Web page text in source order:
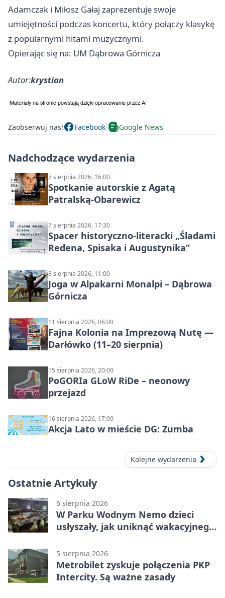
Adamczak i Miłosz Gałaj zaprezentuje swoje
umiejętności podczas koncertu, który połączy klasykę
z popularnymi hitami muzycznymi.
Opierając się na: UM Dąbrowa Górnicza
Autor:krystian
Zaobserwuj nas! Facebook Google News
Nadchodzące wydarzenia
7 sierpnia 2026, 16:00
Spotkanie autorskie z Agatą
Patralską-Obarewicz
7 sierpnia 2026, 17:30
Spacer historyczno-literacki „Śladami
Redena, Spisaka i Augustynika”
8 sierpnia 2026, 11:00
Joga w Alpakarni Monalpi – Dąbrowa
Górnicza
11 sierpnia 2026, 06:00
Fajna Kolonia na Imprezową Nutę —
Darłówko (11–20 sierpnia)
15 sierpnia 2026, 20:00
PoGORIa GLoW RiDe – neonowy
przejazd
16 sierpnia 2026, 17:00
Akcja Lato w mieście DG: Zumba
Kolejne wydarzenia
Ostatnie Artykuły
6 sierpnia 2026
W Parku Wodnym Nemo dzieci
usłyszały, jak uniknąć wakacyjnego
5 sierpnia 2026
Metrobilet zyskuje połączenia PKP
Intercity. Są ważne zasady